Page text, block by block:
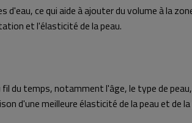
ce qui aide à ajouter du volume à la
et l'élasticité de la peau.
temps, notamment l'âge, le type de
d'une meilleure élasticité de la peau et de